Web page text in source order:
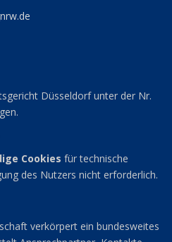
Düsseldorf unter der Nr.
Cookies für technische
des Nutzers nicht erforderlich.
verkörpert ein bundesweites